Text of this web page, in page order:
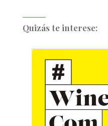
Quizás te interese: